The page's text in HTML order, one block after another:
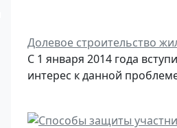
Долевое строительство
С 1 января 2014 года
интерес к данной